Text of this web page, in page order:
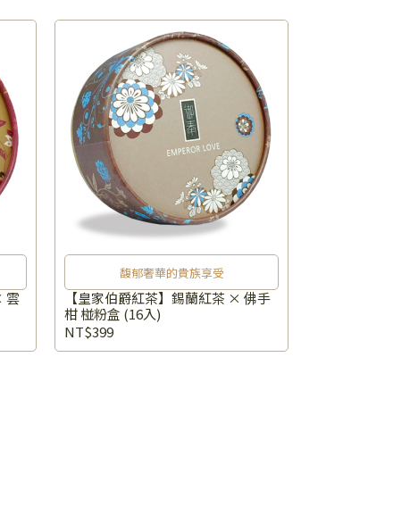
雲
馥郁奢華的貴族享受
【皇家伯爵紅茶】錫蘭紅茶 × 佛手
柑 椪粉盒 (16入)
NT$399